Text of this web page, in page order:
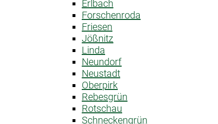
Erlbach
Forschenroda
Friesen
Jößnitz
Linda
Neundorf
Neustadt
Oberpirk
Rebesgrün
Rotschau
Schneckengrün